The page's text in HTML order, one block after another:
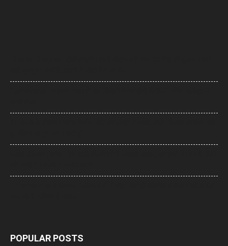
POPULAR POSTS